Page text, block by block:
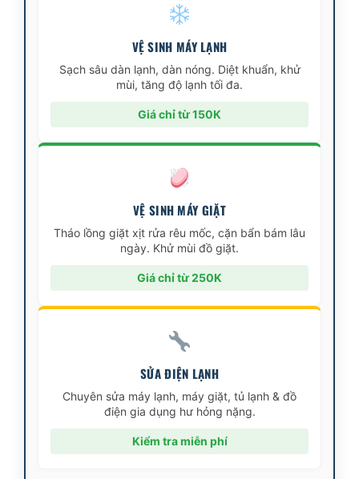
VỆ SINH MÁY LẠNH
Sạch sâu dàn lạnh, dàn nóng. Diệt khuẩn, khử
mùi, tăng độ lạnh tối đa.
Giá chỉ từ 150K
VỆ SINH MÁY GIẶT
Tháo lồng giặt xịt rửa rêu mốc, cặn bẩn bám lâu
ngày. Khử mùi đồ giặt.
Giá chỉ từ 250K
SỬA ĐIỆN LẠNH
Chuyên sửa máy lạnh, máy giặt, tủ lạnh & đồ
điện gia dụng hư hỏng nặng.
Kiểm tra miễn phí